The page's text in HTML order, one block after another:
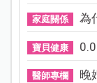
家庭關係 為
寶貝健康
醫師專欄 晚